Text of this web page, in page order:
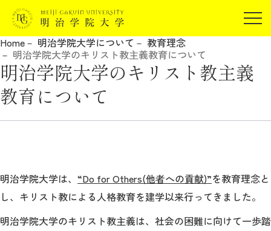
在学生の方
卒業生の方
企業・研究者の方
地域・一般の方
報道関係の方
Home 明治学院大学について
教育理念
明治学院大学のキリスト教主義教育について
明治学院大学のキリスト教主義
教育について
明治学院大学は、 “Do for Others(他者への貢献)”を教育理念と
し、キリスト教による人格教育を建学以来行ってきました。
明治学院大学のキリスト教主義は、社会の困難に向けて一歩踏